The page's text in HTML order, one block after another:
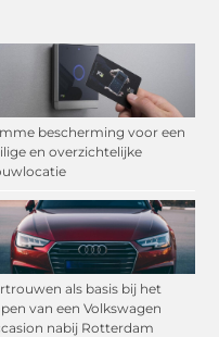
bescherming voor een
en overzichtelijke
als basis bij het
van een Volkswagen
nabij Rotterdam